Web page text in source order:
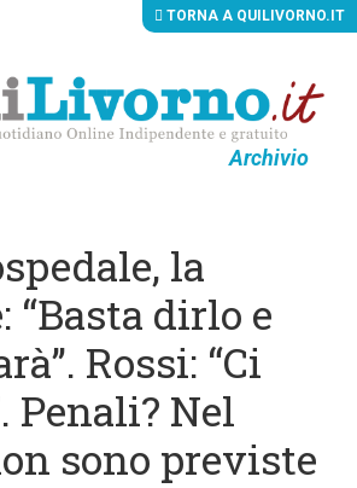
Archivio
TORNA A QUILIVORNO.IT
la
“Basta dirlo e
Rossi: “Ci
Penali? Nel
sono previste